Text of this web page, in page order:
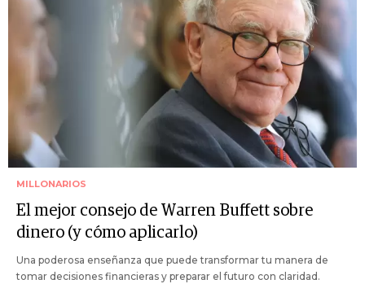
MILLONARIOS
El mejor consejo de Warren Buffett sobre
dinero (y cómo aplicarlo)
Una poderosa enseñanza que puede transformar tu manera de
tomar decisiones financieras y preparar el futuro con claridad.